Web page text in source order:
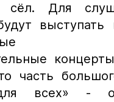
сёл. Для
часть
всех» -